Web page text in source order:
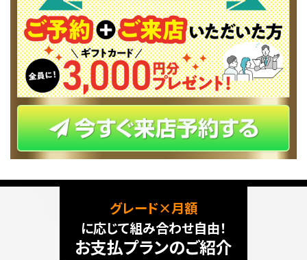
グレード×月額
に応じて組み合わせ自由！
お支払プランのご紹介